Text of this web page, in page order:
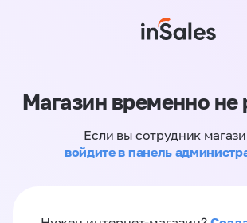
Магазин временно не
Если вы сотрудник
войдите в панель